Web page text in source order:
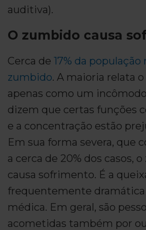
auditiva).
O zumbido causa
Cerca de 17% da
zumbido. A maioria relata
apenas como um
dizem que certas funções
e a concentração estão
Em sua forma severa, que
a cerca de 20% dos casos,
causa sofrimento. É a
frequentemente dramática
médica. Em geral, são
acometidas também por